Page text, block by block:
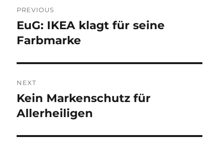
navigation
PREVIOUS
Previous
post:
EuG: IKEA klagt für seine
Farbmarke
NEXT
Next
post:
Kein Markenschutz für
Allerheiligen